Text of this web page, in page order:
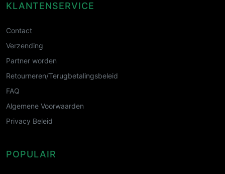
KLANTENSERVICE
Contact
Verzending
Partner worden
Retourneren/Terugbetalingsbeleid
FAQ
Algemene Voorwaarden
Privacy Beleid
POPULAIR